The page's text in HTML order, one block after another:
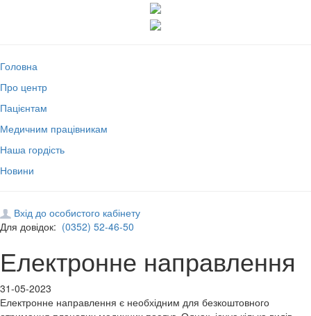
Головна
Про центр
Пацієнтам
Медичним працівникам
Наша гордість
Новини
Вхід до особистого кабінету
Для довідок: (0352) 52-46-50
Електронне направлення
31-05-2023
Електронне направлення є необхідним для безкоштовного